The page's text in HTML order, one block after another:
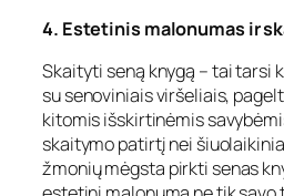
4. Estetinis malonumas ir
Skaityti seną knygą – tai tarsi
su senoviniais viršeliais,
kitomis išskirtinėmis
skaitymo patirtį nei
žmonių mėgsta pirkti senas